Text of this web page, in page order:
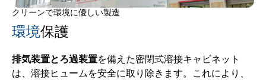
クリーンで環境に優しい製造
環境保護
排気装置とろ過装置を備えた密閉式溶接キャビネット
は、溶接ヒュームを安全に取り除きます。これにより、